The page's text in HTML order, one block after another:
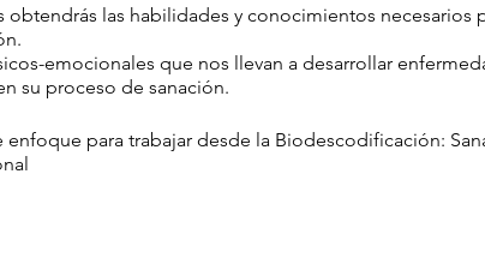
las habilidades y conocimientos necesarios
emocionales que nos llevan a desarrollar
su proceso de sanación.
enfoque para trabajar desde la Biodescodificación: